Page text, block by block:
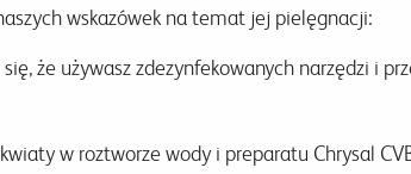
wskazówek na temat jej pielęgnacji:
że używasz zdezynfekowanych narzędzi i
w roztworze wody i preparatu Chrysal